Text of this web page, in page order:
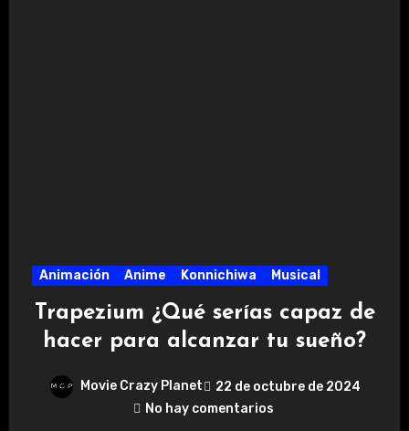
Animación Anime Konnichiwa Musical
Trapezium ¿Qué serías capaz de
hacer para alcanzar tu sueño?
Movie Crazy Planet
22 de octubre de 2024
No hay comentarios